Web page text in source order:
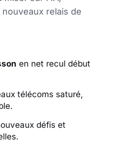
nouveaux relais de
en net recul début
télécoms saturé,
défis et